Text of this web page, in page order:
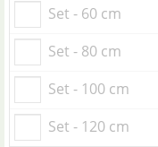
Set - 60 cm
Set - 80 cm
Set - 100 cm
Set - 120 cm